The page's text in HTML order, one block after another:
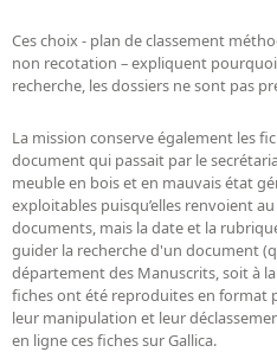
Ces choix - plan de classement
non recotation – expliquent
recherche, les dossiers ne sont pas
La mission conserve également les
document qui passait par le
meuble en bois et en mauvais état
exploitables puisqu’elles renvoient
documents, mais la date et la
guider la recherche d'un document
département des Manuscrits, soit à
fiches ont été reproduites en format
leur manipulation et leur
en ligne ces fiches sur Gallica.